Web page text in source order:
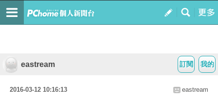
我的
訂閱
eastream
2016-03-12 10:16:13 eastream